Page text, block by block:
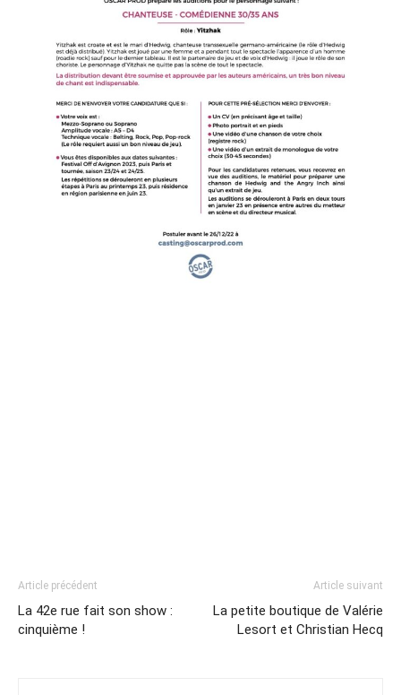
Article précédent
La 42e rue fait son show :
cinquième !
Article suivant
La petite boutique de Valérie
Lesort et Christian Hecq